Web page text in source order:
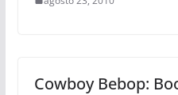
Cowboy Bebop: